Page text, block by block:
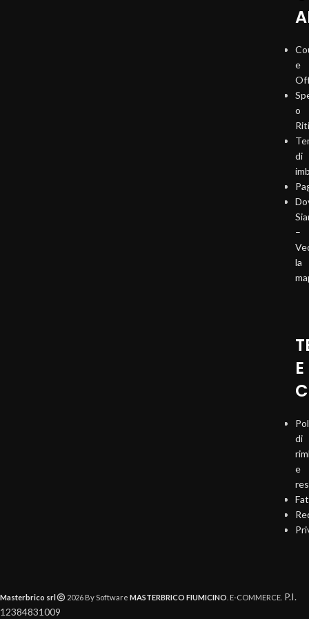
e
o
di
–
la
E
di
e
Masterbrico srl 2026 By Software MASTERBRICO FIUMICINO . E-COMMERCE. P.I.
12384831009